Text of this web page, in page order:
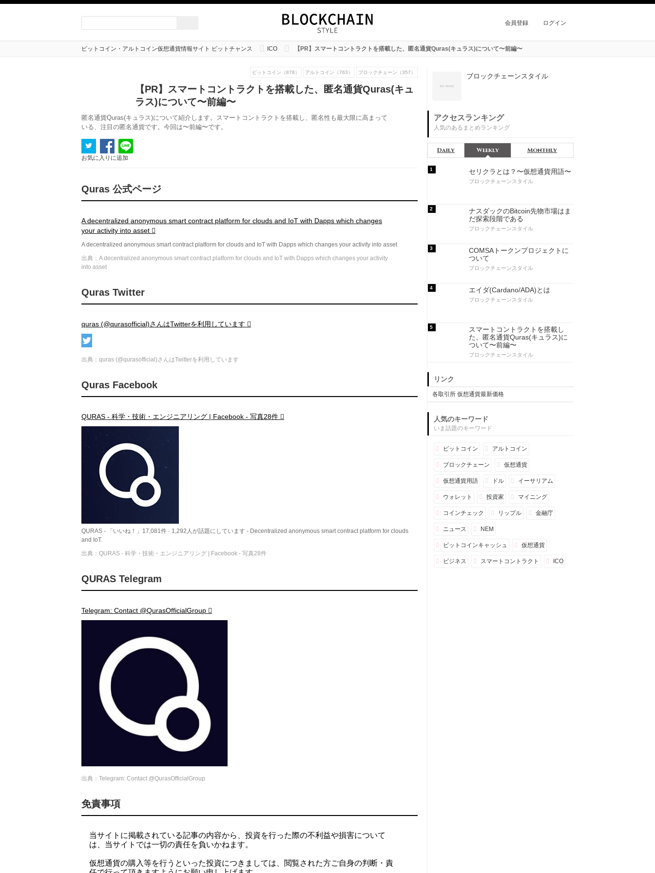
会員登録 ログイン
ビットコイン・アルトコイン仮想通貨情報サイト ビットチャンス ICO 【PR】スマートコントラクトを搭載した、匿名通貨Quras(キュラス)について〜前編〜
ビットコイン（878） アルトコイン（763） ブロックチェーン（357）
【PR】スマートコントラクトを搭載した、匿名通貨Quras(キュ
ラス)について〜前編〜
匿名通貨Quras(キュラス)について紹介します。スマートコントラクトを搭載し、匿名性も最大限に高まって
いる、注目の匿名通貨です。今回は〜前編〜です。
お気に入りに追加
Quras 公式ページ
A decentralized anonymous smart contract platform for clouds and IoT with Dapps which changes
your activity into asset
A decentralized anonymous smart contract platform for clouds and IoT with Dapps which changes your activity into asset
出典：A decentralized anonymous smart contract platform for clouds and IoT with Dapps which changes your activity
into asset
Quras Twitter
quras (@qurasofficial)さんはTwitterを利用しています
出典：quras (@qurasofficial)さんはTwitterを利用しています
Quras Facebook
QURAS - 科学・技術・エンジニアリング | Facebook - 写真28件
QURAS - 「いいね！」17,081件 · 1,292人が話題にしています - Decentralized anonymous smart contract platform for clouds
and IoT.
出典：QURAS - 科学・技術・エンジニアリング | Facebook - 写真28件
QURAS Telegram
Telegram: Contact @QurasOfficialGroup
出典：Telegram: Contact @QurasOfficialGroup
免責事項
当サイトに掲載されている記事の内容から、投資を行った際の不利益や損害について
は、当サイトでは一切の責任を負いかねます。
仮想通貨の購入等を行うといった投資につきましては、閲覧された方ご自身の判断・責
ブロックチェーンスタイル
アクセスランキング
人気のあるまとめランキング
Daily Weekly Monthly
1 セリクラとは？〜仮想通貨用語〜
ブロックチェーンスタイル
2
ナスダックのBitcoin先物市場はま
だ探索段階である
ブロックチェーンスタイル
3
COMSAトークンプロジェクトに
ついて
ブロックチェーンスタイル
4 エイダ(Cardano/ADA)とは
ブロックチェーンスタイル
5
スマートコントラクトを搭載し
た、匿名通貨Quras(キュラス)に
ついて〜前編〜
ブロックチェーンスタイル
リンク
各取引所 仮想通貨最新価格
人気のキーワード
いま話題のキーワード
ビットコイン アルトコイン
ブロックチェーン 仮想通貨
仮想通貨用語 ドル イーサリアム
ウォレット 投資家 マイニング
コインチェック リップル 金融庁
ニュース NEM
ビットコインキャッシュ 仮想通貨
ビジネス スマートコントラクト ICO